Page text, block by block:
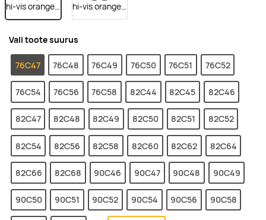
hi-vis orange/dark navy hi-vis orange/dark anthracite
Vali toote suurus
76C47 76C48 76C49 76C50 76C51 76C52
76C54 76C56 76C58 82C44 82C45 82C46
82C47 82C48 82C49 82C50 82C51 82C52
82C54 82C56 82C58 82C60 82C62 82C64
82C66 82C68 90C46 90C47 90C48 90C49
90C50 90C51 90C52 90C54 90C56 90C58